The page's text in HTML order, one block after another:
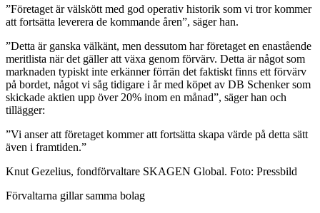
”Företaget är välskött med god operativ historik som vi tror kommer
att fortsätta leverera de kommande åren”, säger han.
”Detta är ganska välkänt, men dessutom har företaget en enastående
meritlista när det gäller att växa genom förvärv. Detta är något som
marknaden typiskt inte erkänner förrän det faktiskt finns ett förvärv
på bordet, något vi såg tidigare i år med köpet av DB Schenker som
skickade aktien upp över 20% inom en månad”, säger han och
tillägger:
”Vi anser att företaget kommer att fortsätta skapa värde på detta sätt
även i framtiden.”
Knut Gezelius, fondförvaltare SKAGEN Global. Foto: Pressbild
Förvaltarna gillar samma bolag